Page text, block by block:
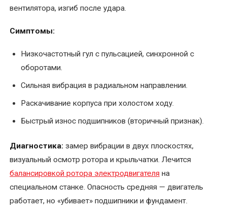
Послеремонтные
испытания
Ремонт
электродвигателей
Ремонт
и
восстановление
коллектора
электродвигателя
вентилятора, изгиб после удара.
Симптомы:
Низкочастотный гул с пульсацией, синхронной с
оборотами.
Сильная вибрация в радиальном направлении.
Раскачивание корпуса при холостом ходу.
Быстрый износ подшипников (вторичный признак).
Диагностика: замер вибрации в двух плоскостях,
визуальный осмотр ротора и крыльчатки. Лечится
балансировкой ротора электродвигателя на
специальном станке. Опасность средняя — двигатель
работает, но «убивает» подшипники и фундамент.